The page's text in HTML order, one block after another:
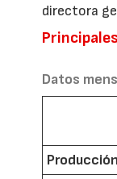
directora
Datos